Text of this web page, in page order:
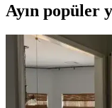
Ayın popüler